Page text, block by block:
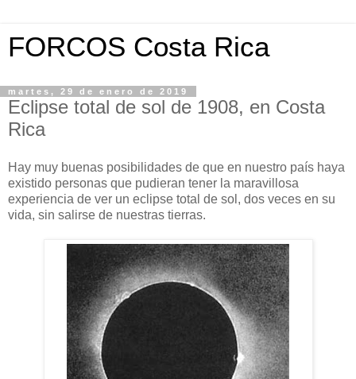
FORCOS Costa Rica
martes, 29 de enero de 2019
Eclipse total de sol de 1908, en Costa
Rica
Hay muy buenas posibilidades de que en nuestro país haya
existido personas que pudieran tener la maravillosa
experiencia de ver un eclipse total de sol, dos veces en su
vida, sin salirse de nuestras tierras.